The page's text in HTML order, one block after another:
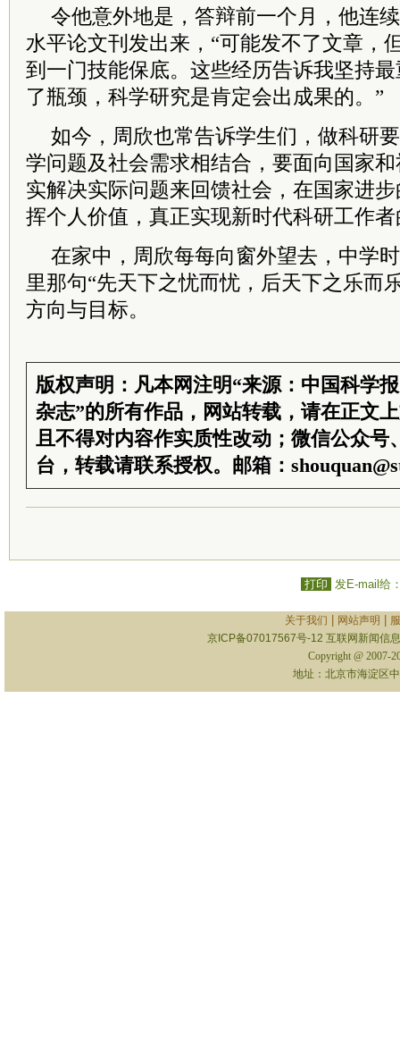
令他意外地是，答辩前一个月，他连
水平论文刊发出来，“可能发不了文章，
到一门技能保底。这些经历告诉我坚持
了瓶颈，科学研究是肯定会出成果的。”
如今，周欣也常告诉学生们，做科研
学问题及社会需求相结合，要面向国家
实解决实际问题来回馈社会，在国家进
挥个人价值，真正实现新时代科研工作者
在家中，周欣每每向窗外望去，中学
里那句“先天下之忧而忧，后天下之乐而
方向与目标。
版权声明：凡本网注明“来源：中国科学
杂志”的所有作品，网站转载，请在正文
且不得对内容作实质性改动；微信公众号
台，转载请联系授权。邮箱：
打印 发E-mail给
关于我们 网站声明
京ICP备07017567号-12 互联网新闻信
Copyright @ 2007-
地址：北京市海淀区